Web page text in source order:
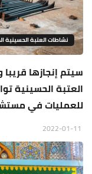
نشاطات العتبة الحسينية
سيتم إنجازها
العتبة الحسينية
للعمليات في